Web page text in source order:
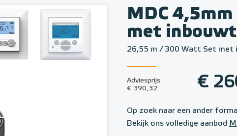
MDC
met
26,55 m / 300 Watt Set met
Adviesprijs
€ 390,32
€
Op zoek naar een ander
Bekijk ons volledige aanbod